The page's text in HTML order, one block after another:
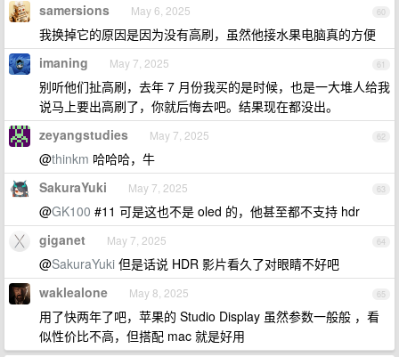
60
samersions May 6, 2025
我换掉它的原因是因为没有高刷，虽然他接水果电脑真的方便
61
imaning May 7, 2025
别听他们扯高刷，去年 7 月份我买的是时候，也是一大堆人给我
说马上要出高刷了，你就后悔去吧。结果现在都没出。
62
zeyangstudies May 7, 2025
@thinkm 哈哈哈，牛
63
SakuraYuki May 7, 2025
@GK100 #11 可是这也不是 oled 的，他甚至都不支持 hdr
64
giganet May 7, 2025
@SakuraYuki 但是话说 HDR 影片看久了对眼睛不好吧
65
waklealone May 8, 2025
用了快两年了吧，苹果的 Studio Display 虽然参数一般般 ，看
似性价比不高，但搭配 mac 就是好用